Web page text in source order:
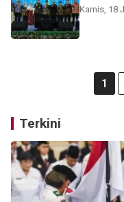
Kamis, 18
1
Terkini